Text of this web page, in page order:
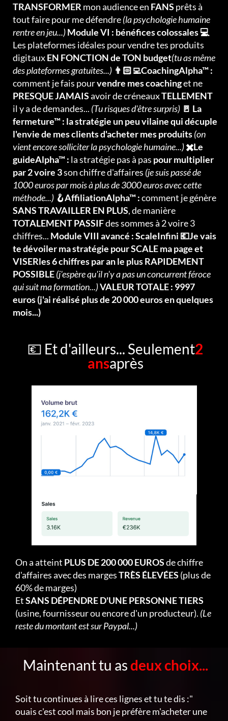
TRANSFORMER mon audience en FANS prêts à
tout faire pour me défendre(la psychologie humaine
rentre en jeu...)Module VI : bénéfices colossales 💻
Les plateformes idéales pour vendre tes produits
digitauxEN FONCTION de TON budget(tu as même
des plateformes gratuites...) 👨🏻‍💻CoachingAlpha™ :
comment je fais pourvendre mes coachinget ne
PRESQUE JAMAISavoir de créneauxTELLEMENT
il y a de demandes... (Tu risques d'être surpris) 🚪 La
fermeture™ : la stratégie un peu vilaine qui décuple
l'envie de mes clients d'acheter mes produits(on
vient encore solliciter la psychologie humaine...)✖️Le
guideAlpha™ : la stratégie pas à pas pour multiplier
par 2 voire 3son chiffre d'affaires (je suis passé de
1000 euros par mois à plus de 3000 euros avec cette
méthode...) 🪝AffiliationAlpha™ :comment je génère
SANS TRAVAILLER EN PLUS, de manière
TOTALEMENT PASSIFdes sommes à 2 voire 3
chiffres... Module VIII avancé : ScaleInfini 💶Je vais
te dévoiler ma stratégie pour SCALE ma page et
VISERles 6 chiffres par an le plus RAPIDEMENT
POSSIBLE(j'espère qu'il n'y a pas un concurrent féroce
qui suit ma formation...)VALEUR TOTALE : 9997
euros (j'ai réalisé plus de 20 000 euros en quelques
mois...)
💶 Et d'ailleurs... Seulement2
ansaprès
On a atteint PLUS DE 200 000 EUROSde chiffre
d'affaires avec des margesTRÈS ÉLEVÉES (plus de
60% de marges)
EtSANS DÉPENDRE D'UNE PERSONNE TIERS
(usine, fournisseur ou encore d'un producteur). (Le
reste du montant est sur Paypal...)
Maintenant tu asdeux choix...
Soit tu continues à lire ces lignes et tu te dis :"
ouais c'est cool mais bon je préfère m'acheter une